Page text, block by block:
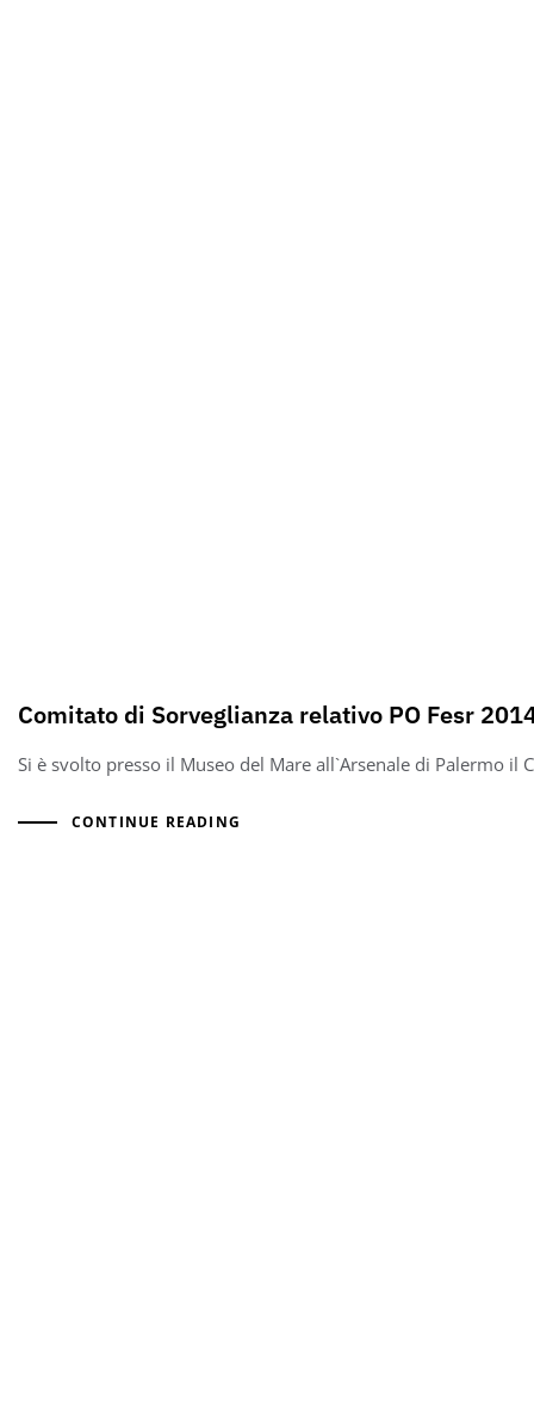
Comitato di Sorveglianza relativo PO Fesr
Si è svolto presso il Museo del Mare all`Arsenale di Palermo
CONTINUE READING